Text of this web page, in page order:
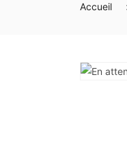
Accueil